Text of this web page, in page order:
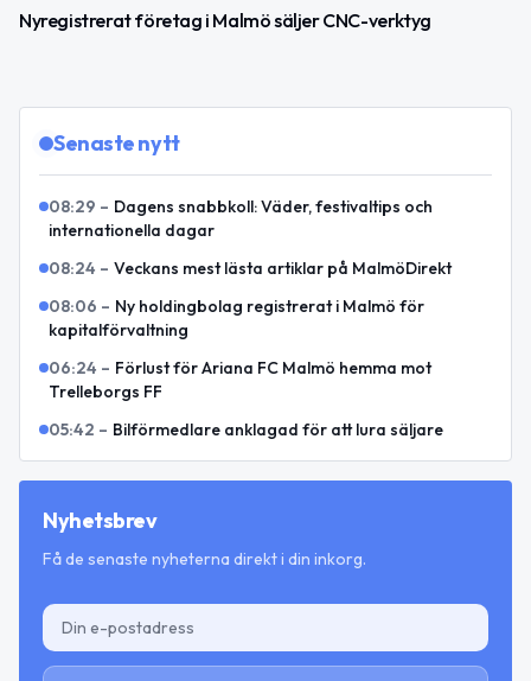
Nyregistrerat företag i Malmö säljer CNC-verktyg
Senaste nytt
08:29 – Dagens snabbkoll: Väder, festivaltips och
internationella dagar
08:24 – Veckans mest lästa artiklar på MalmöDirekt
08:06 – Ny holdingbolag registrerat i Malmö för
kapitalförvaltning
06:24 – Förlust för Ariana FC Malmö hemma mot
Trelleborgs FF
05:42 – Bilförmedlare anklagad för att lura säljare
Nyhetsbrev
Få de senaste nyheterna direkt i din inkorg.